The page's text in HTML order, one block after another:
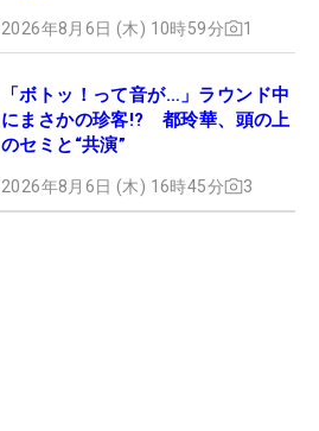
2026年8月6日 (木) 10時59分 1
「ボトッ！って音が…」ラウンド中
にまさかの珍客!? 都玲華、頭の上
のセミと“共演”
2026年8月6日 (木) 16時45分 3